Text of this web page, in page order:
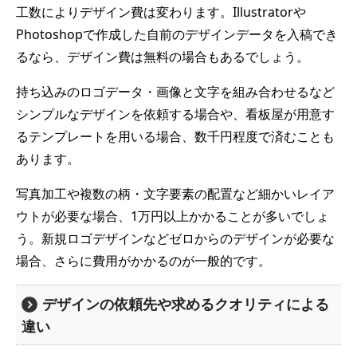
工数によりデザイン費は変わります。Illustratorや
Photoshopで作成した自前のデザインデータを入稿でき
るなら、デザイン費は無料の場合もあるでしょう。
持ち込みのロゴデータ・画像と文字を組み合わせるなど
シンプルなデザインを依頼する場合や、看板屋が用意す
るテンプレートを用いる場合、数千円程度で済むことも
あります。
写真加工や複数の柄・文字要素の配置など細かいレイア
ウトが必要な場合、1万円以上かかることが多いでしょ
う。新規ロゴデザインなどゼロからのデザインが必要な
場合、さらに費用がかかるのが一般的です。
デザインの依頼先や求めるクオリティによる
違い